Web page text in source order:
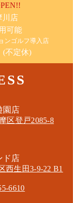
川店
可能
ンゴルフ導入店
定休)
園店
区​登戸2085-8
ド店
西生田3-9-22 B1
6610